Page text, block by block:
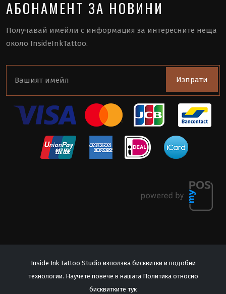
АБОНАМЕНТ ЗА НОВИНИ
Получавай имейли с информация за интересните неща
около InsideInkTattoo.
Изпрати
© 2026 Inside Ink Tattoo Studio. All Rights Reserved.
Inside Ink Tattoo Studio използва бисквитки и подобни
технологии. Научете повече в нашата Политика относно
бисквитките тук